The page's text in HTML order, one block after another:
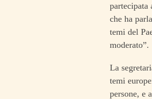
partecipata
che ha
temi del
moderato”.
La
temi
persone, e